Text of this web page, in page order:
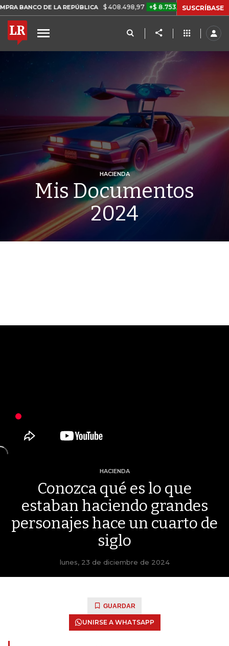
REPÚBLICA $ 408.498,97 +$ 8.753,81 +2,19% TASA DE USURA
SUSCRÍBASE
HACIENDA
Mis Documentos
2024
HACIENDA
Conozca qué es lo que
estaban haciendo grandes
personajes hace un cuarto de
siglo
lunes, 23 de diciembre de 2024
GUARDAR
UNIRSE A WHATSAPP